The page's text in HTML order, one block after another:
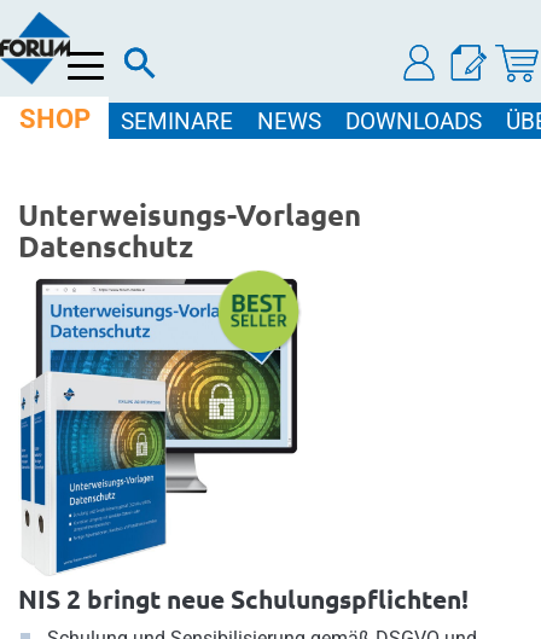
Menü
SHOP SEMINARE NEWS DOWNLOADS
Unterweisungs-Vorlagen
Datenschutz
NIS 2 bringt neue Schulungspflichten!